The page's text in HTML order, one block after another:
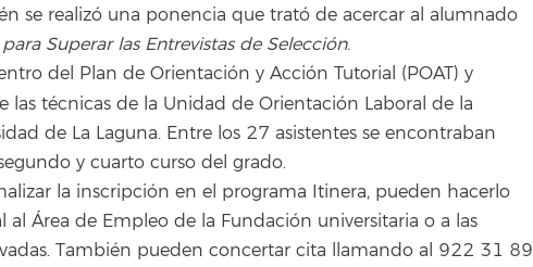
se realizó una ponencia que trató de acercar al alumnado
Superar las Entrevistas de Selección.
del Plan de Orientación y Acción Tutorial (POAT) y
las técnicas de la Unidad de Orientación Laboral de la
de La Laguna. Entre los 27 asistentes se encontraban
y cuarto curso del grado.
la inscripción en el programa Itinera, pueden hacerlo
Área de Empleo de la Fundación universitaria o a las
También pueden concertar cita llamando al 922 31 89